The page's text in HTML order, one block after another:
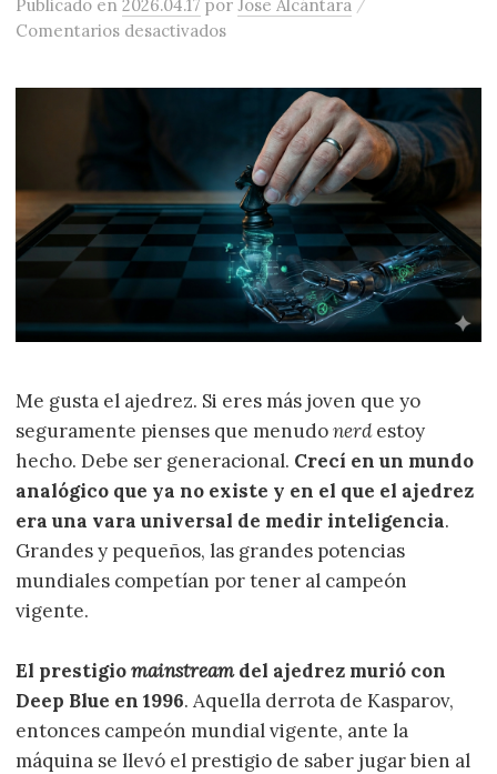
Publicado en2026.04.17 porJose Alcántara
Comentarios desactivadosen A hombros de gigantes
Me gusta el ajedrez. Si eres más joven que yo
seguramente pienses que menudonerdestoy
hecho. Debe ser generacional. Crecí en un mundo
analógico que ya no existe y en el que el ajedrez
era una vara universal de medir inteligencia.
Grandes y pequeños, las grandes potencias
mundiales competían por tener al campeón
vigente.
El prestigiomainstreamdel ajedrez murió con
Deep Blue en 1996. Aquella derrota de Kasparov,
entonces campeón mundial vigente, ante la
máquina se llevó el prestigio de saber jugar bien al